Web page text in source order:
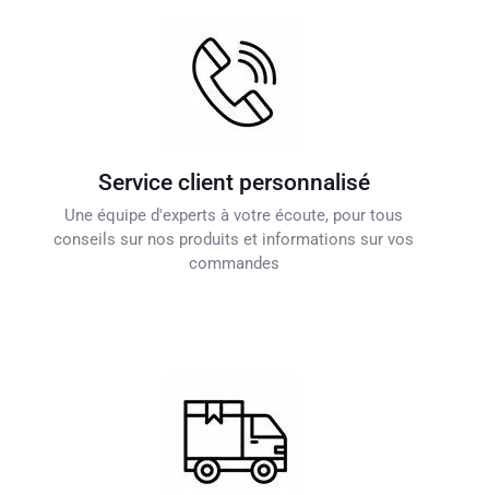
Service client personnalisé
Une équipe d'experts à votre écoute, pour tous
conseils sur nos produits et informations sur vos
commandes